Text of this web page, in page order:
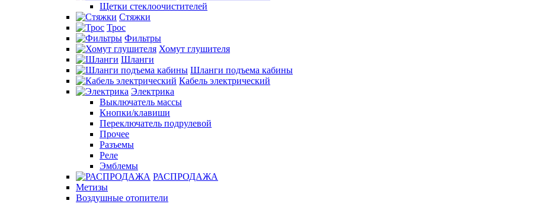
Щетки стеклоочистителей
Стяжки
Трос
Фильтры
Хомут глушителя
Шланги
Шланги подъема кабины
Кабель электрический
Электрика
Выключатель массы
Кнопки/клавиши
Переключатель подрулевой
Прочее
Разъемы
Реле
Эмблемы
РАСПРОДАЖА
Метизы
Воздушные отопители